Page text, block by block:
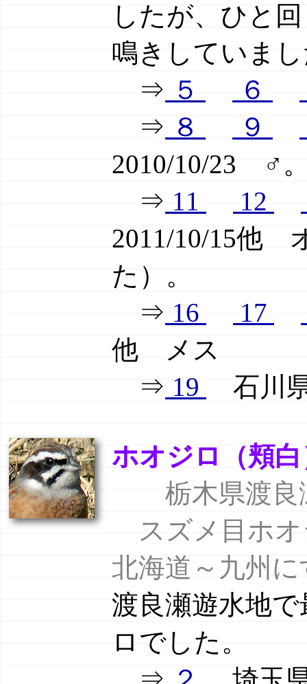
したが、ひと
鳴きしていま
⇒５ ６
⇒ ８ ９
2010/10/23 ♂
⇒11 12
2011/10/15他
た）。
⇒16 17
他 メス
⇒19石川県
ホオジロ（頬
栃木県渡
スズメ目ホ
北海道～九州
渡良瀬遊水地
ロでした。